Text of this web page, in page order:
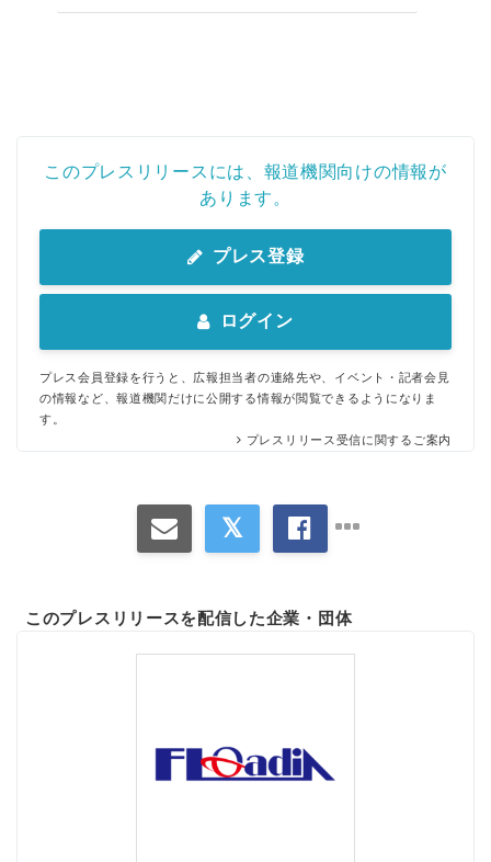
このプレスリリースには、報道機関向けの情報が
あります。
プレス登録
ログイン
プレス会員登録を行うと、広報担当者の連絡先や、イベント・記者会見
の情報など、報道機関だけに公開する情報が閲覧できるようになりま
す。
プレスリリース受信に関するご案内
このプレスリリースを配信した企業・団体